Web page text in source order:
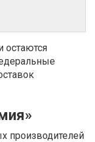
остаются
производителей